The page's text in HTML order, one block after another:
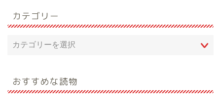
カテゴリー
おすすめな読物